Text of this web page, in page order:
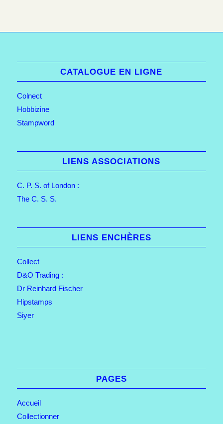
CATALOGUE EN LIGNE
Colnect
Hobbizine
Stampword
LIENS ASSOCIATIONS
C. P. S. of London :
The C. S. S.
LIENS ENCHÈRES
Collect
D&O Trading :
Dr Reinhard Fischer
Hipstamps
Siyer
PAGES
Accueil
Collectionner